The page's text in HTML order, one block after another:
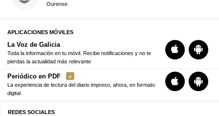
Ourense
APLICACIONES MÓVILES
La Voz de Galicia
Toda la información en tu móvil. Recibe notificaciones y no te
pierdas la actualidad más relevante
Periódico en PDF
La experiencia de lectura del diario impreso, ahora, en formato
digital
REDES SOCIALES